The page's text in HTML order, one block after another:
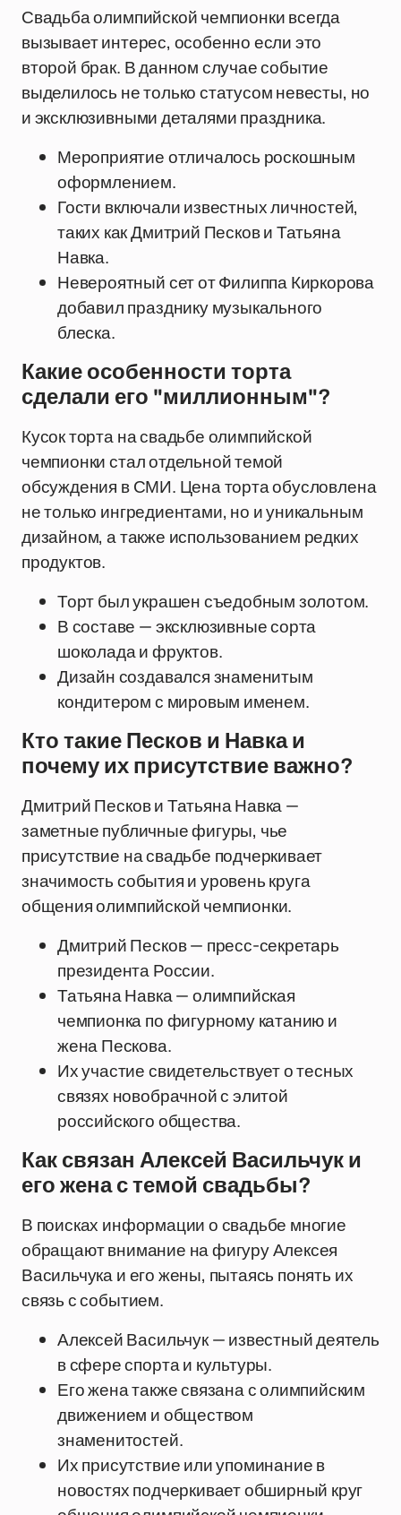
Свадьба олимпийской чемпионки всегда
вызывает интерес, особенно если это
второй брак. В данном случае событие
выделилось не только статусом невесты, но
и эксклюзивными деталями праздника.
Мероприятие отличалось роскошным
оформлением.
Гости включали известных личностей,
таких как Дмитрий Песков и Татьяна
Навка.
Невероятный сет от Филиппа Киркорова
добавил празднику музыкального
блеска.
Какие особенности торта
сделали его "миллионным"?
Кусок торта на свадьбе олимпийской
чемпионки стал отдельной темой
обсуждения в СМИ. Цена торта обусловлена
не только ингредиентами, но и уникальным
дизайном, а также использованием редких
продуктов.
Торт был украшен съедобным золотом.
В составе — эксклюзивные сорта
шоколада и фруктов.
Дизайн создавался знаменитым
кондитером с мировым именем.
Кто такие Песков и Навка и
почему их присутствие важно?
Дмитрий Песков и Татьяна Навка —
заметные публичные фигуры, чье
присутствие на свадьбе подчеркивает
значимость события и уровень круга
общения олимпийской чемпионки.
Дмитрий Песков — пресс-секретарь
президента России.
Татьяна Навка — олимпийская
чемпионка по фигурному катанию и
жена Пескова.
Их участие свидетельствует о тесных
связях новобрачной с элитой
российского общества.
Как связан Алексей Васильчук и
его жена с темой свадьбы?
В поисках информации о свадьбе многие
обращают внимание на фигуру Алексея
Васильчука и его жены, пытаясь понять их
связь с событием.
Алексей Васильчук — известный деятель
в сфере спорта и культуры.
Его жена также связана с олимпийским
движением и обществом
знаменитостей.
Их присутствие или упоминание в
новостях подчеркивает обширный круг